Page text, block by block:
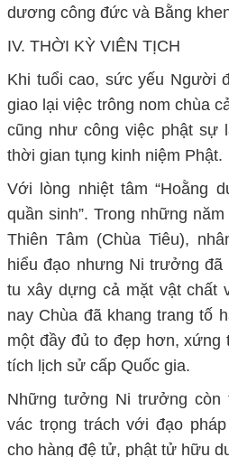
dương công đức và Bằng
IV. THỜI KỲ VIÊN TỊCH
Khi tuổi cao, sức yếu Người
giao lại việc trông nom chùa
cũng như công việc phật sự
thời gian tụng kinh niệm Phật.
Với lòng nhiệt tâm “Hoằng
quần sinh”. Trong những
Thiên Tâm (Chùa Tiêu),
hiểu đạo nhưng Ni trưởng
tu xây dựng cả mặt vật chất
nay Chùa đã khang trang tố
một đầy đủ to đẹp hơn, xứng
tích lịch sử cấp Quốc gia.
Những tưởng Ni trưởng còn
vác trọng trách với đạo
cho hàng đệ tử, phật tử hữu